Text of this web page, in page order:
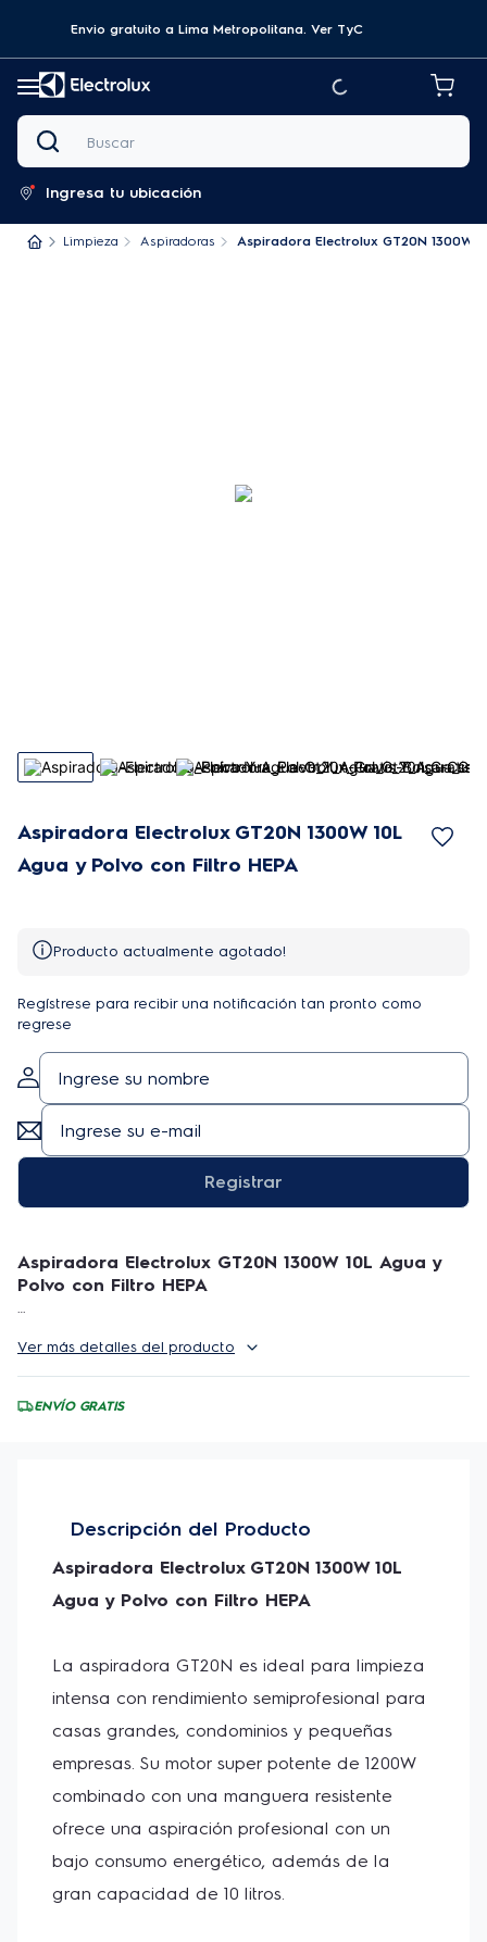
Envio gratuito a Lima Metropolitana. Ver TyC
Buscar
Ingresa tu ubicación
Limpieza Aspiradoras Aspiradora Electrolux GT20N 1300W
Aspiradora Electrolux GT20N 1300W 10L
Agua y Polvo con Filtro HEPA
Producto actualmente agotado!
Regístrese para recibir una notificación tan pronto como
regrese
Registrar
Aspiradora Electrolux GT20N 1300W 10L Agua y
Polvo con Filtro HEPA
con rendimiento semiprofesional para casas grandes,
condominios y pequeñas empresas. Su motor super
potente de 1200W combinado con una manguera
necesitarás estar cambiando constantemente de
enchufe para aspirar grandes superficies, haciendo la
limpieza mucho más práctica. Dispone de un conjunto
de filtros que incluye un filtro especial de Polipropileno
garantizando protección y durabilidad del motor.
CARACTERíSTICAS:
-Excelente rendimiento:1200W de potencia, gran
poder de succión.
-Más versatilidad en la limpieza:Versátil y eficiente
que ofrece la alta productividad requerida en el
Ver más detalles del producto
ENVÍO GRATIS
Descripción del Producto
Aspiradora Electrolux GT20N 1300W 10L
Agua y Polvo con Filtro HEPA
La aspiradora GT20N es ideal para limpieza
intensa con rendimiento semiprofesional para
casas grandes, condominios y pequeñas
empresas. Su motor super potente de 1200W
combinado con una manguera resistente
ofrece una aspiración profesional con un
bajo consumo energético, además de la
gran capacidad de 10 litros.